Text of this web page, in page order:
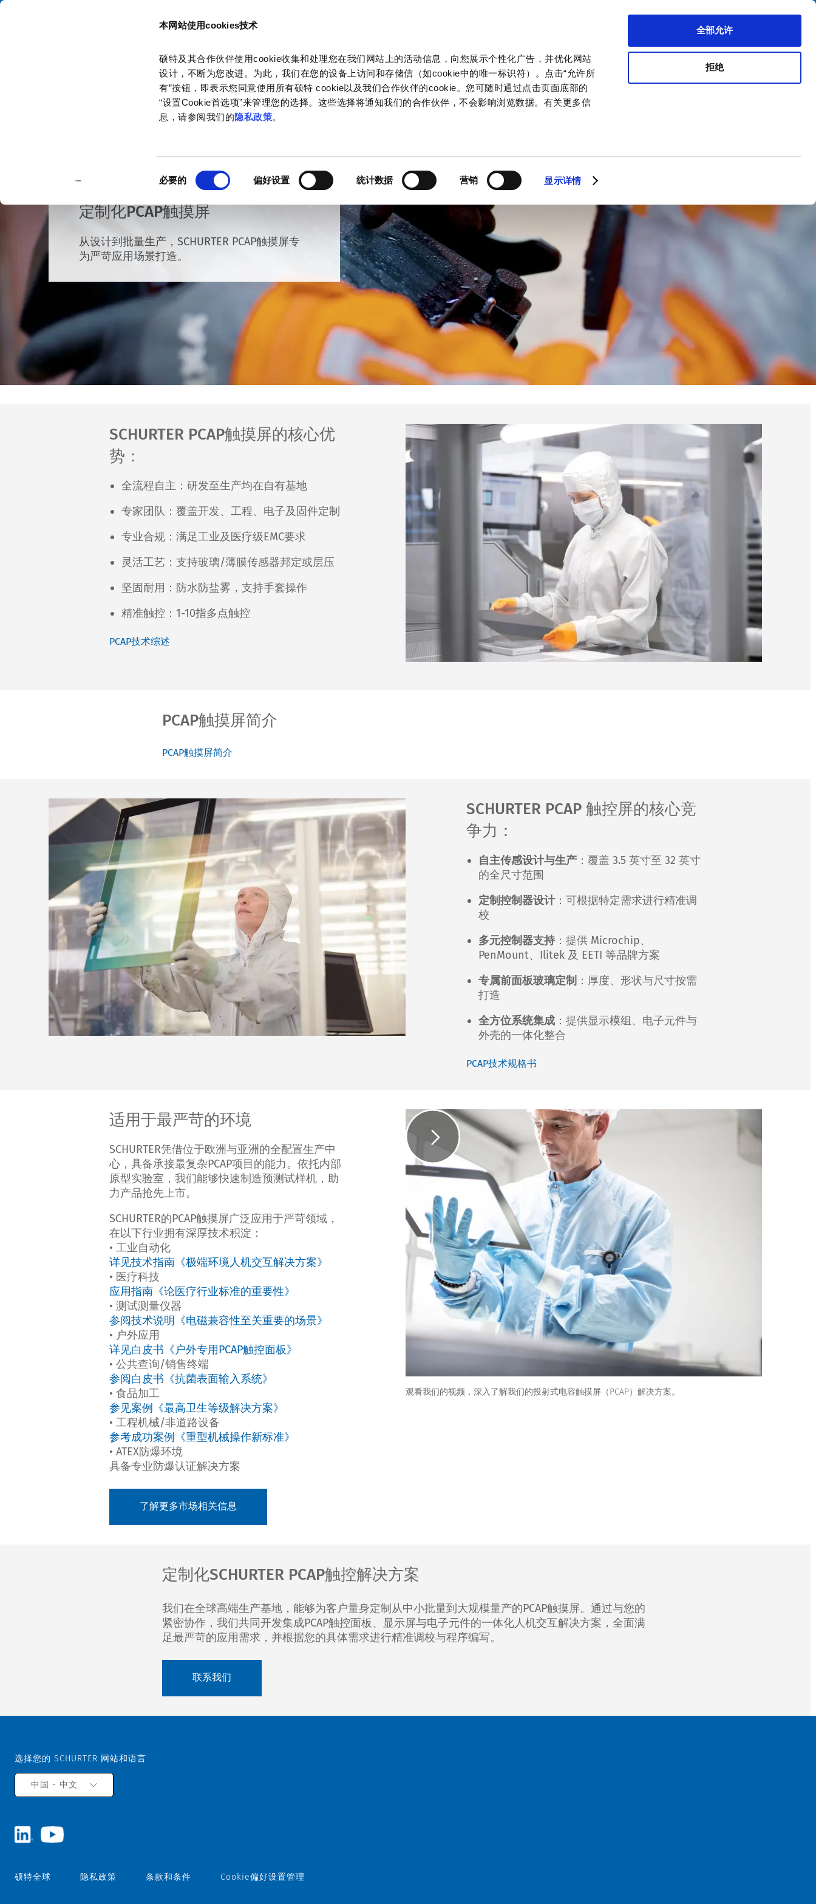
本网站使用cookies技术
硕特及其合作伙伴使用cookie收集和处理您在我们网站上的活动信息，向您展示个性化广告，并优化网站
设计，不断为您改进。为此，我们在您的设备上访问和存储信（如cookie中的唯一标识符）。点击“允许所
有”按钮，即表示您同意使用所有硕特 cookie以及我们合作伙伴的cookie。您可随时通过点击页面底部的
“设置Cookie首选项”来管理您的选择。这些选择将通知我们的合作伙伴，不会影响浏览数据。有关更多信
息，请参阅我们的隐私政策。
意
择
必要的 偏好设置 统计数据 营销 显示详情
全部允许
拒绝
目录 联系我们
PCAP 触摸屏
定制化PCAP触摸屏
从设计到批量生产，SCHURTER PCAP触摸屏专
为严苛应用场景打造。
SCHURTER PCAP触摸屏的核心优
势：
全流程自主：研发至生产均在自有基地
专家团队：覆盖开发、工程、电子及固件定制
专业合规：满足工业及医疗级EMC要求
灵活工艺：支持玻璃/薄膜传感器邦定或层压
坚固耐用：防水防盐雾，支持手套操作
精准触控：1-10指多点触控
PCAP技术综述
PCAP触摸屏简介
PCAP触摸屏简介
SCHURTER PCAP 触控屏的核心竞
争力：
自主传感设计与生产：覆盖 3.5 英寸至 32 英寸
的全尺寸范围
定制控制器设计：可根据特定需求进行精准调
校
多元控制器支持：提供 Microchip、
PenMount、Ilitek 及 EETI 等品牌方案
专属前面板玻璃定制 ：厚度、形状与尺寸按需
打造
全方位系统集成：提供显示模组、电子元件与
外壳的一体化整合
PCAP技术规格书
适用于最严苛的环境
SCHURTER凭借位于欧洲与亚洲的全配置生产中
心，具备承接最复杂PCAP项目的能力。依托内部
原型实验室，我们能够快速制造预测试样机，助
力产品抢先上市。
SCHURTER的PCAP触摸屏广泛应用于严苛领域，
在以下行业拥有深厚技术积淀：
• 工业自动化
详见技术指南《极端环境人机交互解决方案》
• 医疗科技
应用指南《论医疗行业标准的重要性》
• 测试测量仪器
参阅技术说明《电磁兼容性至关重要的场景》
• 户外应用
详见白皮书《户外专用PCAP触控面板》
• 公共查询/销售终端
参阅白皮书《抗菌表面输入系统》
• 食品加工
参见案例《最高卫生等级解决方案》
• 工程机械/非道路设备
参考成功案例《重型机械操作新标准》
• ATEX防爆环境
具备专业防爆认证解决方案
了解更多市场相关信息
观看我们的视频，深入了解我们的投射式电容触摸屏（PCAP）解决方案。
定制化SCHURTER PCAP触控解决方案
我们在全球高端生产基地，能够为客户量身定制从中小批量到大规模量产的PCAP触摸屏。通过与您的
紧密协作，我们共同开发集成PCAP触控面板、显示屏与电子元件的一体化人机交互解决方案，全面满
足最严苛的应用需求，并根据您的具体需求进行精准调校与程序编写。
联系我们
选择您的 SCHURTER 网站和语言
中国 - 中文
硕特全球 隐私政策 条款和条件 Cookie偏好设置管理